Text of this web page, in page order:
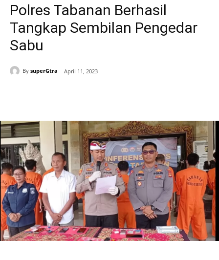
Polres Tabanan Berhasil
Tangkap Sembilan Pengedar
Sabu
By superGtra April 11, 2023